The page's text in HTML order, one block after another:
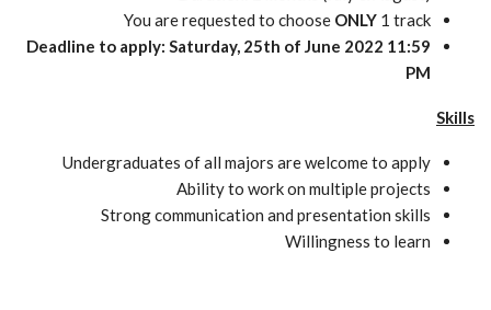
You are requested to choose ONLY 1 track
Deadline to apply: Saturday, 25th of June 2022 11:59
PM
Skills
Undergraduates of all majors are welcome to apply
Ability to work on multiple projects
Strong communication and presentation skills
Willingness to learn